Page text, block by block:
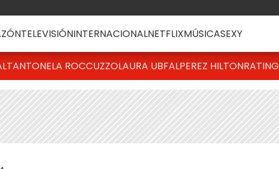
TELEVISIÓNINTERNACIONALNETFLIXMÚSICASEXY
ANTONELA ROCCUZZOLAURA UBFALPEREZ HILTONRATING